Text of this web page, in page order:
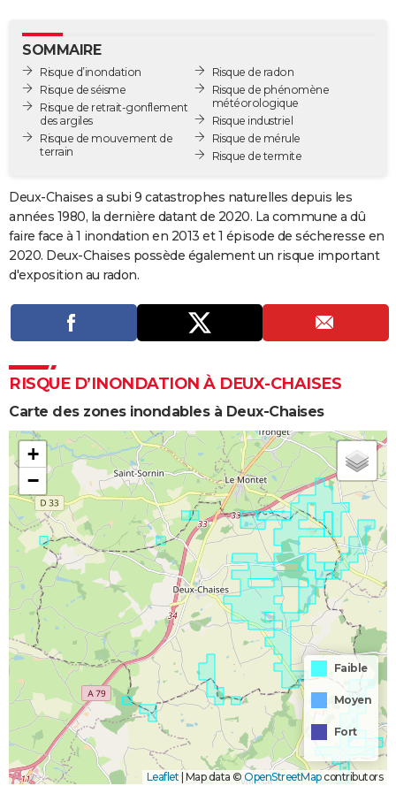
GUIDES D'ACHAT
BONS PLANS
CARTE DE VOEUX
Carte de Noël
Carte Bonne année
Carte Saint-Valentin
Carte Pâques
Carte d'anniversaire
Dictionnaire
Biographies
Citations
Expressions
Proverbes
PROGRAMME TV
COPAINS D'AVANT
S'inscrire
Se connecter
Lycées
Collèges
Primaires
Universités
Entreprises
Service militaire
Avis de recherche
AVIS DE DÉCÈS
FORUM
Bricolage
Lifestyle
Culture
Sport
Auto
Television
Voyage
Cinema
SOMMAIRE
Risque d’inondation
Risque de séisme
Risque de retrait-gonflement
des argiles
Risque de mouvement de
terrain
Risque de radon
Risque de phénomène
météorologique
Risque industriel
Risque de mérule
Risque de termite
Deux-Chaises a subi 9 catastrophes naturelles depuis les
années 1980, la dernière datant de 2020. La commune a dû
faire face à 1 inondation en 2013 et 1 épisode de sécheresse en
2020. Deux-Chaises possède également un risque important
d'exposition au radon.
RISQUE D’INONDATION À DEUX-CHAISES
Carte des zones inondables à Deux-Chaises
+
−
Faible
Moyen
Fort
Leaflet | Map data © OpenStreetMapcontributors